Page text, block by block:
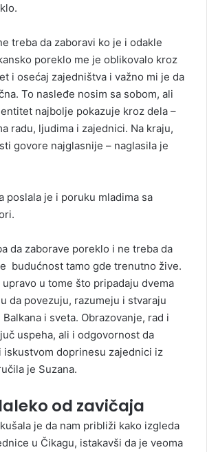
treba da zaboravi ko je i odakle
poreklo me je oblikovalo kroz
i osećaj zajedništva i važno mi je da
To nasleđe nosim sa sobom, ali
najbolje pokazuje kroz dela –
radu, ljudima i zajednici. Na kraju,
govore najglasnije – naglasila je
poslala je i poruku mladima sa
da zaborave poreklo i ne treba da
budućnost tamo gde trenutno žive.
upravo u tome što pripadaju dvema
da povezuju, razumeju i stvaraju
i sveta. Obrazovanje, rad i
uspeha, ali i odgovornost da
iskustvom doprinesu zajednici iz
je Suzana.
od zavičaja
je da nam približi kako izgleda
u Čikagu, istakavši da je veoma